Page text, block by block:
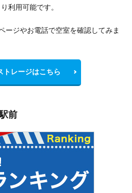
利用可能です。
ージやお電話で空室を確認してみま
トレージはこちら
前